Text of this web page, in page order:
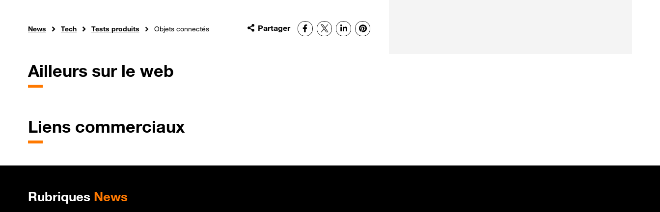
News Tech Tests produits Objets connectés Partager Facebook
X LinkedInPinterest
Ailleurs sur le web
Liens commerciaux
Plan de site
Rubriques News